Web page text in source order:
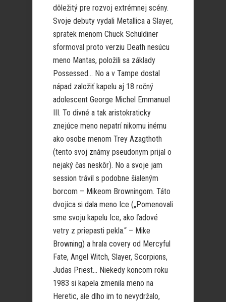
dôležitý pre rozvoj extrémnej scény.
Svoje debuty vydali Metallica a Slayer,
spratek menom Chuck Schuldiner
sformoval proto verziu Death nesúcu
meno Mantas, položili sa základy
Possessed… No a v Tampe dostal
nápad založiť kapelu aj 18 ročný
adolescent George Michel Emmanuel
III. To divné a tak aristokraticky
znejúce meno nepatrí nikomu inému
ako osobe menom Trey Azagthoth
(tento svoj známy pseudonym prijal o
nejaký čas neskôr). No a svoje jam
session trávil s podobne šialeným
borcom – Mikeom Browningom. Táto
dvojica si dala meno Ice („Pomenovali
sme svoju kapelu Ice, ako ľadové
vetry z priepasti pekla.“ – Mike
Browning) a hrala covery od Mercyful
Fate, Angel Witch, Slayer, Scorpions,
Judas Priest… Niekedy koncom roku
1983 si kapela zmenila meno na
Heretic, ale dlho im to nevydržalo,